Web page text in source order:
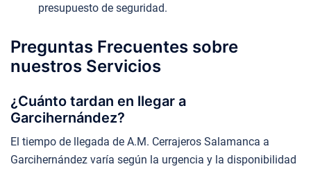
presupuesto de seguridad.
Preguntas Frecuentes sobre
nuestros Servicios
¿Cuánto tardan en llegar a
Garcihernández?
El tiempo de llegada de A.M. Cerrajeros Salamanca a
Garcihernández varía según la urgencia y la disponibilidad